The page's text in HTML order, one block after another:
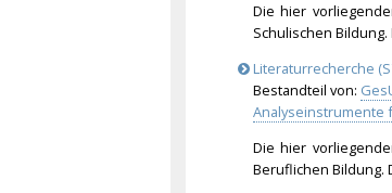
Die hier
Schulischen
Literaturrecherche
Bestandteil von:
Analyseinstrumente
Die hier
Beruflichen Bildung.